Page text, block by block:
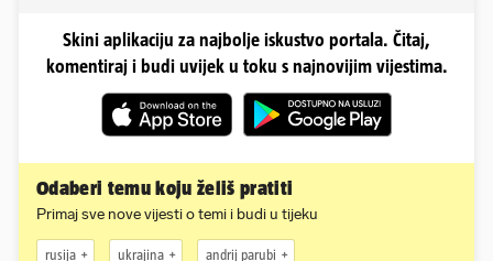
Skini aplikaciju za najbolje iskustvo portala. Čitaj,
komentiraj i budi uvijek u toku s najnovijim vijestima.
Odaberi temu koju želiš pratiti
Primaj sve nove vijesti o temi i budi u tijeku
rusija ukrajina andrij parubi